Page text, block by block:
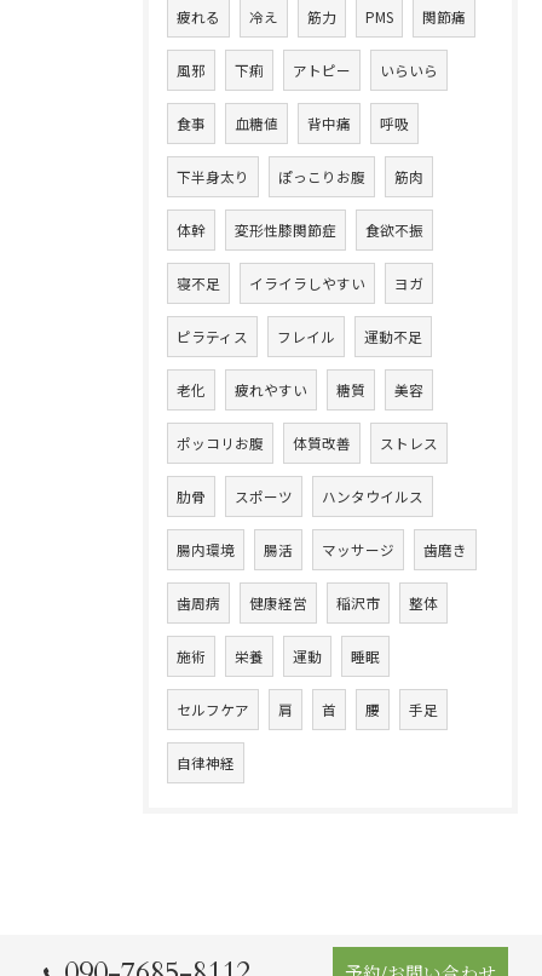
疲れる 冷え 筋力 PMS 関節痛
風邪 下痢 アトピー いらいら
食事 血糖値 背中痛 呼吸
下半身太り ぽっこりお腹 筋肉
体幹 変形性膝関節症 食欲不振
寝不足 イライラしやすい ヨガ
ピラティス フレイル 運動不足
老化 疲れやすい 糖質 美容
ポッコリお腹 体質改善 ストレス
肋骨 スポーツ ハンタウイルス
腸内環境 腸活 マッサージ 歯磨き
歯周病 健康経営 稲沢市 整体
施術 栄養 運動 睡眠
セルフケア 肩 首 腰 手足
自律神経